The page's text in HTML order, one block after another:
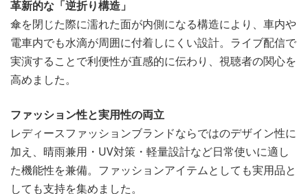
革新的な「逆折り構造」
傘を閉じた際に濡れた面が内側になる構造により、車内や
電車内でも水滴が周囲に付着しにくい設計。ライブ配信で
実演することで利便性が直感的に伝わり、視聴者の関心を
高めました。
ファッション性と実用性の両立
レディースファッションブランドならではのデザイン性に
加え、晴雨兼用・UV対策・軽量設計など日常使いに適し
た機能性を兼備。ファッションアイテムとしても実用品と
しても支持を集めました。